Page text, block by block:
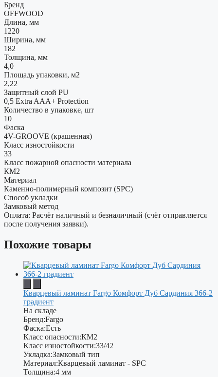
Бренд
OFFWOOD
Длина, мм
1220
Ширина, мм
182
Толщина, мм
4,0
Площадь упаковки, м2
2,22
Защитный слой PU
0,5 Extra AAA+ Protection
Количество в упаковке, шт
10
Фаска
4V-GROOVE (крашенная)
Класс изностойкости
33
Класс пожарной опасности материала
КМ2
Материал
Каменно-полимерный композит (SPC)
Способ укладки
Замковый метод
Оплата: Расчёт наличный и безналичный (счёт отправляется
после получения заявки).
Похожие товары
Кварцевый ламинат Fargo Комфорт Дуб Сардиния 366-2
градиент
На складе
Бренд:Fargo
Фаска:Есть
Класс опасности:КМ2
Класс изностойкости:33/42
Укладка:Замковый тип
Материал:Кварцевый ламинат - SPC
Толщина:4 мм